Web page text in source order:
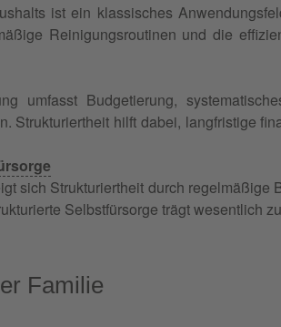
ist ein klassisches
Reinigungsroutinen und die
umfasst Budgetierung,
Strukturiertheit hilft dabei, langfristige
sich Strukturiertheit durch
Selbstfürsorge trägt wesentlich
Familie